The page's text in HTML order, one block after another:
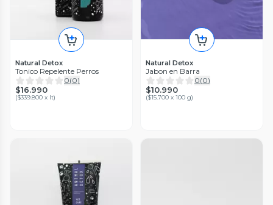
Natural Detox
Tonico Repelente Perros
0(0)
$16.990
($339.800 x lt)
Natural Detox
Jabon en Barra
0(0)
$10.990
($15.700 x 100 g)